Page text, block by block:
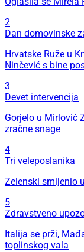
2
Dan domovinske
Hrvatske Ruže u
Ninčević s bine
3
Devet intervencija
Gorjelo u Mirlović
zračne snage
4
Tri veleposlanika
Zelenski smijenio
5
Zdravstveno
Italija se prži,
toplinskog vala